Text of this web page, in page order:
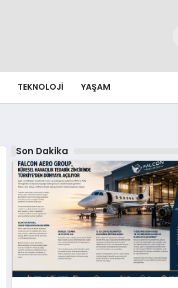
TEKNOLOJI YAŞAM
Son Dakika